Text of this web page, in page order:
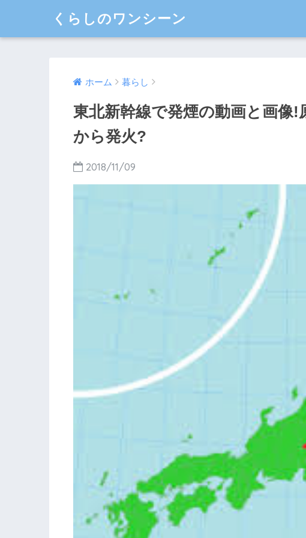
くらしのワンシーン
ホーム 暮らし
東北新幹線で発煙の動画と画像
から発火?
2018/11/09